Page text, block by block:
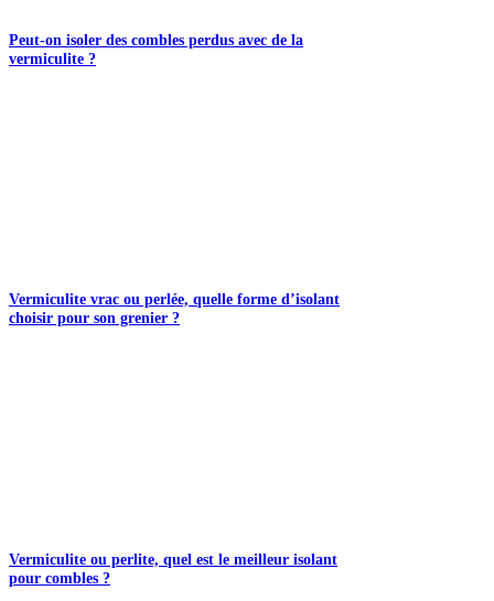
Peut-on isoler des combles perdus avec de la
vermiculite ?
Vermiculite vrac ou perlée, quelle forme d’isolant
choisir pour son grenier ?
Vermiculite ou perlite, quel est le meilleur isolant
pour combles ?